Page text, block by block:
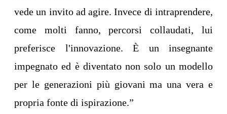
vede un invito ad agire. Invece di intraprendere,
come molti fanno, percorsi collaudati, lui
preferisce l'innovazione. È un insegnante
impegnato ed è diventato non solo un modello
per le generazioni più giovani ma una vera e
propria fonte di ispirazione.”